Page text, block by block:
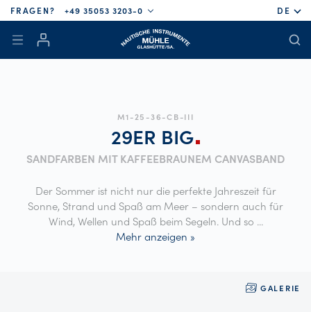
FRAGEN? +49 35053 3203-0 DE
M1-25-36-CB-III
29ER BIG
SANDFARBEN MIT KAFFEEBRAUNEM CANVASBAND
Der Sommer ist nicht nur die perfekte Jahreszeit für
Sonne, Strand und Spaß am Meer – sondern auch für
Wind, Wellen und Spaß beim Segeln. Und so ...
Mehr anzeigen »
GALERIE